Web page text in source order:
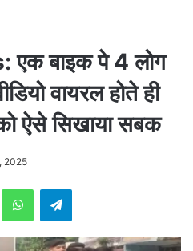
बाइक पे 4 लोग
वायरल होते ही
ऐसे सिखाया सबक
2025
WhatsAppTelegram